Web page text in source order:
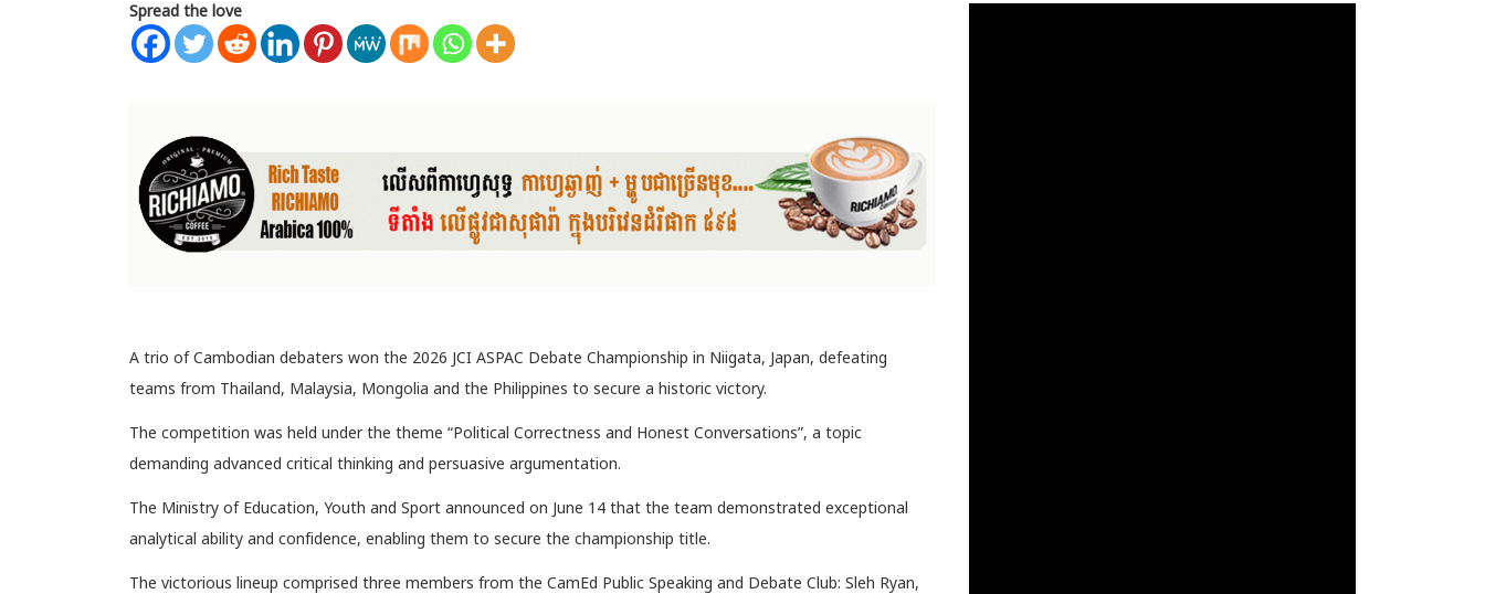
Spread the love
A trio of Cambodian debaters won the 2026 JCI ASPAC Debate Championship in Niigata, Japan, defeating
teams from Thailand, Malaysia, Mongolia and the Philippines to secure a historic victory.
The competition was held under the theme “Political Correctness and Honest Conversations”, a topic
demanding advanced critical thinking and persuasive argumentation.
The Ministry of Education, Youth and Sport announced on June 14 that the team demonstrated exceptional
analytical ability and confidence, enabling them to secure the championship title.
The victorious lineup comprised three members from the CamEd Public Speaking and Debate Club: Sleh Ryan,